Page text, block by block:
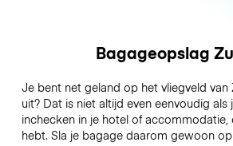
Bagageopslag
Je bent net geland op het vliegveld
uit? Dat is niet altijd even eenvoudig
inchecken in je hotel of accommodatie,
hebt. Sla je bagage daarom gewoon